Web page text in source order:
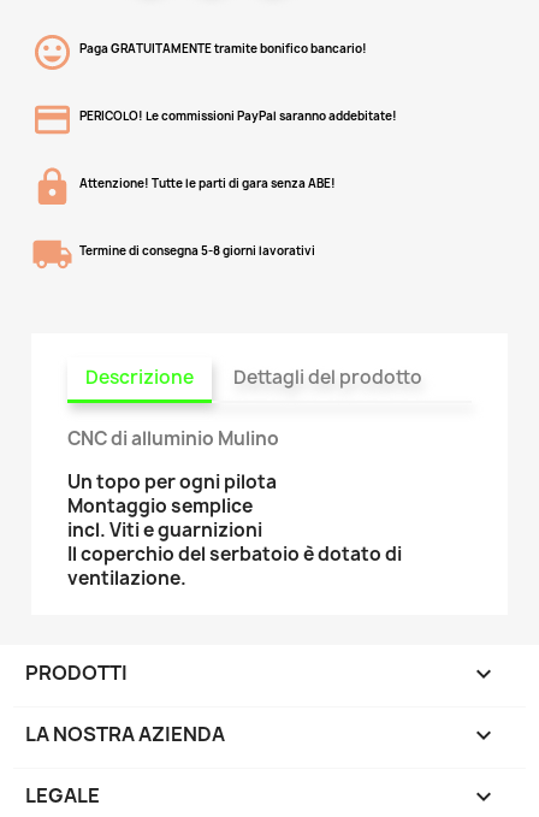
Paga GRATUITAMENTE tramite bonifico bancario!
PERICOLO! Le commissioni PayPal saranno addebitate!
Attenzione! Tutte le parti di gara senza ABE!
Termine di consegna 5-8 giorni lavorativi
Descrizione Dettagli del prodotto
CNC di alluminio Mulino
Un topo per ogni pilota
Montaggio semplice
incl. Viti e guarnizioni
Il coperchio del serbatoio è dotato di
ventilazione.
PRODOTTI 
LA NOSTRA AZIENDA 
LEGALE 